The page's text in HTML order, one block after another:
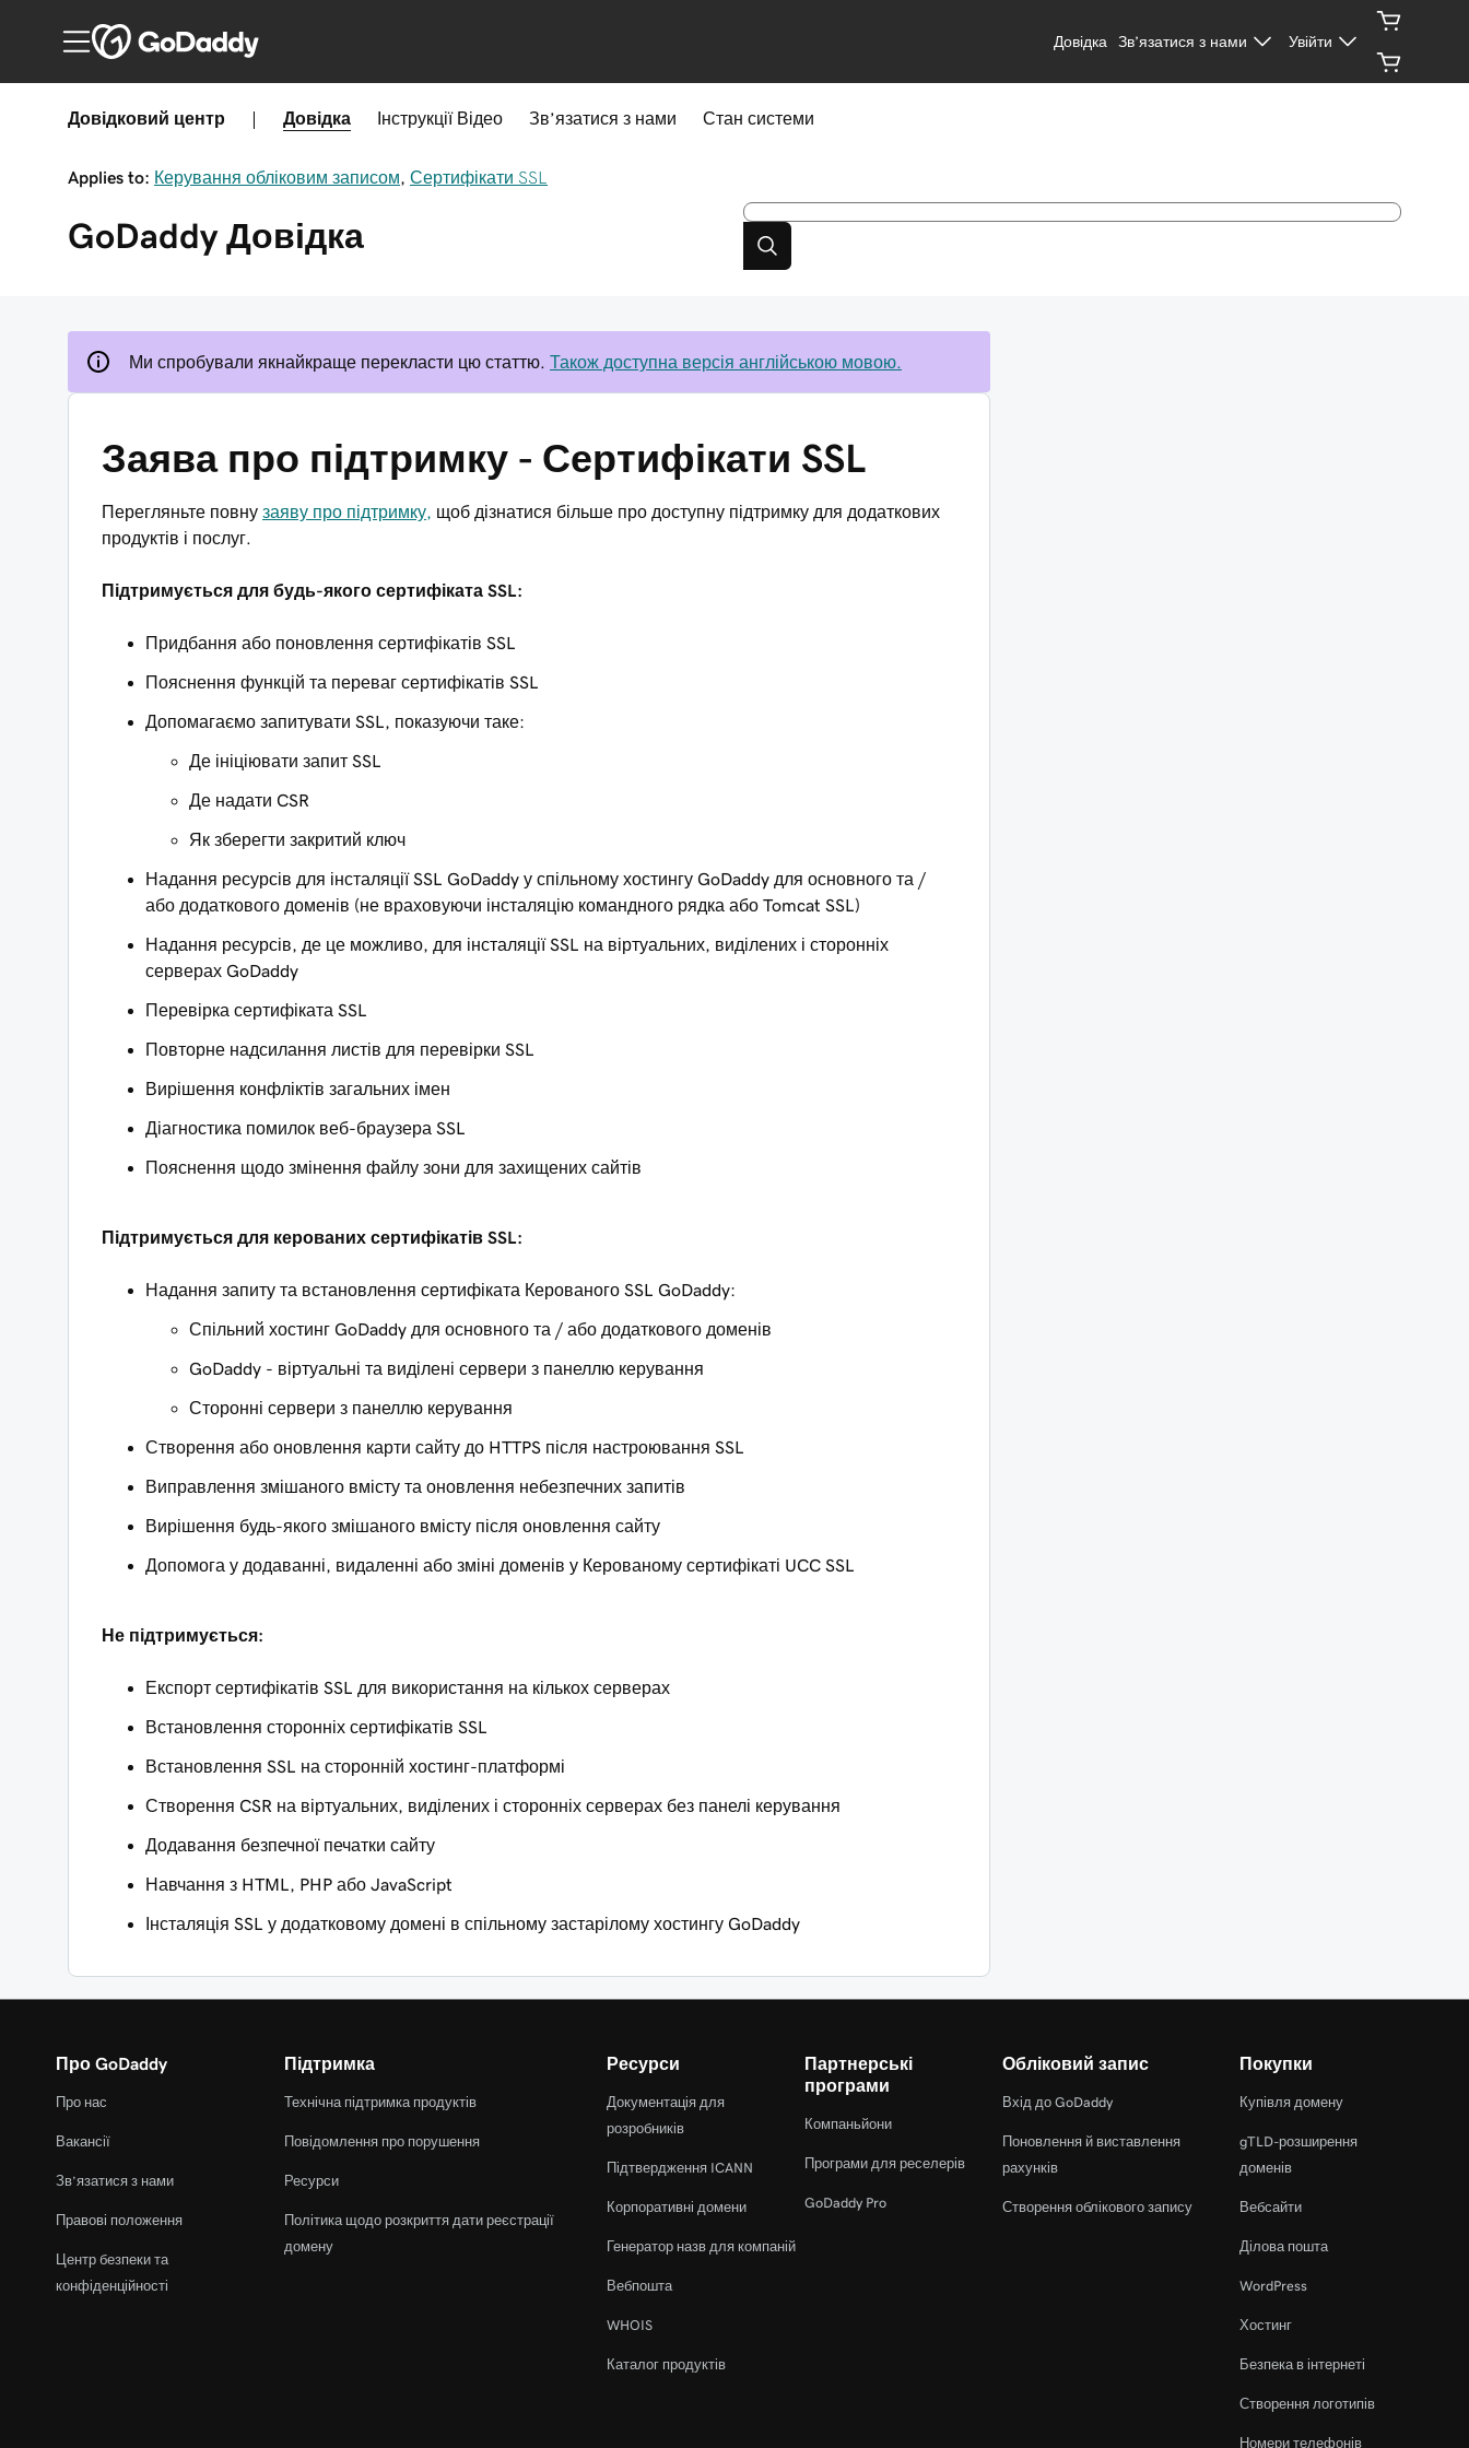
Довідка Зв’язатися з нами Увійти
Довідковий центр Довідка Інструкції Відео Зв’язатися з нами Стан системи
Applies to: Керування обліковим записом Сертифікати SSL
GoDaddy Довідка
Ми спробували якнайкраще перекласти цю статтю. Також доступна версія англійською мовою.
Заява про підтримку - Сертифікати SSL
Перегляньте повну заяву про підтримку,
щоб дізнатися більше про доступну підтримку для додаткових
продуктів і послуг.
Підтримується для будь-якого сертифіката SSL:
Придбання або поновлення сертифікатів SSL
Пояснення функцій та переваг сертифікатів SSL
Допомагаємо запитувати SSL, показуючи таке:
Де ініціювати запит SSL
Де надати CSR
Як зберегти закритий ключ
Надання ресурсів для інсталяції SSL GoDaddy у спільному хостингу GoDaddy для основного та /
або додаткового доменів (не враховуючи інсталяцію командного рядка або Tomcat SSL)
Надання ресурсів, де це можливо, для інсталяції SSL на віртуальних, виділених і сторонніх
серверах GoDaddy
Перевірка сертифіката SSL
Повторне надсилання листів для перевірки SSL
Вирішення конфліктів загальних імен
Діагностика помилок веб-браузера SSL
Пояснення щодо змінення файлу зони для захищених сайтів
Підтримується для керованих сертифікатів SSL:
Надання запиту та встановлення сертифіката Керованого SSL GoDaddy:
Спільний хостинг GoDaddy для основного та / або додаткового доменів
GoDaddy - віртуальні та виділені сервери з панеллю керування
Сторонні сервери з панеллю керування
Створення або оновлення карти сайту до HTTPS після настроювання SSL
Виправлення змішаного вмісту та оновлення небезпечних запитів
Вирішення будь-якого змішаного вмісту після оновлення сайту
Допомога у додаванні, видаленні або зміні доменів у Керованому сертифікаті UCC SSL
Не підтримується:
Експорт сертифікатів SSL для використання на кількох серверах
Встановлення сторонніх сертифікатів SSL
Встановлення SSL на сторонній хостинг-платформі
Створення CSR на віртуальних, виділених і сторонніх серверах без панелі керування
Додавання безпечної печатки сайту
Навчання з HTML, PHP або JavaScript
Інсталяція SSL у додатковому домені в спільному застарілому хостингу GoDaddy
Про GoDaddy
Про нас
Вакансії
Зв’язатися з нами
Правові положення
Центр безпеки та
конфіденційності
Підтримка
Технічна підтримка продуктів
Повідомлення про порушення
Ресурси
Політика щодо розкриття дати реєстрації
домену
Ресурси
Документація для
розробників
Підтвердження ICANN
Корпоративні домени
Генератор назв для компаній
Вебпошта
WHOIS
Каталог продуктів
Партнерські
програми
Компаньйони
Програми для реселерів
GoDaddy Pro
Обліковий запис
Вхід до GoDaddy
Поновлення й виставлення
рахунків
Створення облікового запису
Покупки
Купівля домену
gTLD-розширення
доменів
Вебсайти
Ділова пошта
WordPress
Хостинг
Безпека в інтернеті
Створення логотипів
Номери телефонів